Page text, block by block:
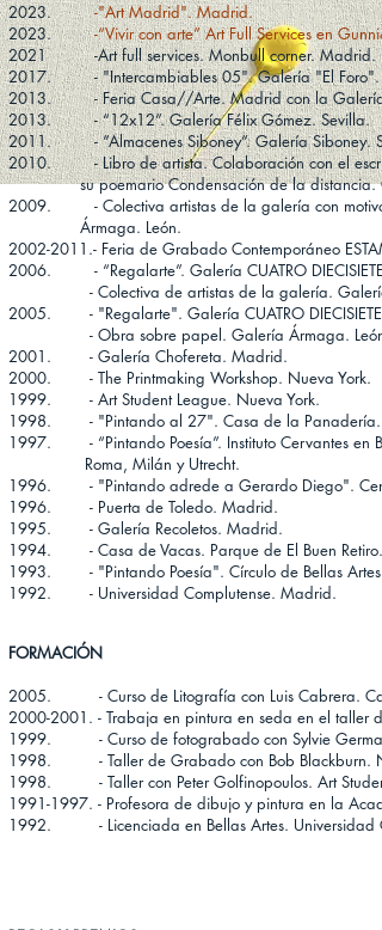
FORMACIÓN
2005. - Curso de Litografía con Luis Cabrera.
2000-2001. - Trabaja en pintura en seda en el taller
1999. - Curso de fotograbado con Sylvie German
1998. - Taller de Grabado con Bob Blackburn.
1998. - Taller con Peter Golfinopoulos. Art Student
1991-1997. - Profesora de dibujo y pintura en la
1992. - Licenciada en Bellas Artes. Universidad
2023. -"Art Madrid". Madrid.
2023.-“Vivir con arte” Art Full Services en
2021 -Art full services. Monbull corner. Madrid.
2017. - "Intercambiables 05". Galería "El Foro".
2013. - Feria Casa//Arte. Madrid con la Galería
2013. - “12x12”. Galería Félix Gómez. Sevilla.
2011. - ”Almacenes Siboney”. Galería Siboney.
2010. - Libro de artista. Colaboración con el
supoemario Condensación de la distancia. G
2009. - Colectiva artistas de la galería con
Ármaga. León.
2002-2011.- Feria de Grabado Contemporáneo
2006. - “Regalarte”. Galería CUATRO
- Colectiva de artistas de la galería. Galería
2005.
- "Regalarte". Galería CUATRO
- Obra sobre papel. Galería Ármaga. León.
2001. - Galería Chofereta. Madrid.
2000. - The Printmaking Workshop. Nueva York.
1999. - Art Student League. Nueva York.
1998. - "Pintando al 27". Casa de la Panadería.
1997. - “Pintando Poesía”. Instituto Cervantes
Roma, Milán y Utrecht.
1996. - "Pintando adrede a Gerardo Diego".
1996. - Puerta de Toledo. Madrid.
1995. - Galería Recoletos. Madrid.
1994. - Casa de Vacas. Parque de El Buen Retiro.
1993. - "Pintando Poesía". Círculo de Bellas Artes.
1992. - Universidad Complutense. Madrid.